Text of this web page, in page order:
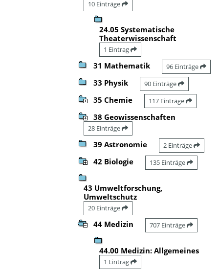
10 Einträge
24.05 Systematische
Theaterwissenschaft
1 Eintrag
31 Mathematik 96 Einträge
33 Physik 90 Einträge
35 Chemie 117 Einträge
38 Geowissenschaften
28 Einträge
39 Astronomie 2 Einträge
42 Biologie 135 Einträge
43 Umweltforschung,
Umweltschutz
20 Einträge
44 Medizin 707 Einträge
44.00 Medizin: Allgemeines
1 Eintrag